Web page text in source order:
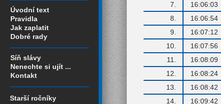
Úvodní text
Pravidla
Jak zaplatit
Dobré rady
Síň slávy
Nenechte si ujít ...
Kontakt
Starší ročníky
7.
16:06:03
8.
16:06:54
9.
16:07:12
10.
16:07:56
11.
16:08:09
12.
16:08:24
13.
16:08:42
14.
16:09:42